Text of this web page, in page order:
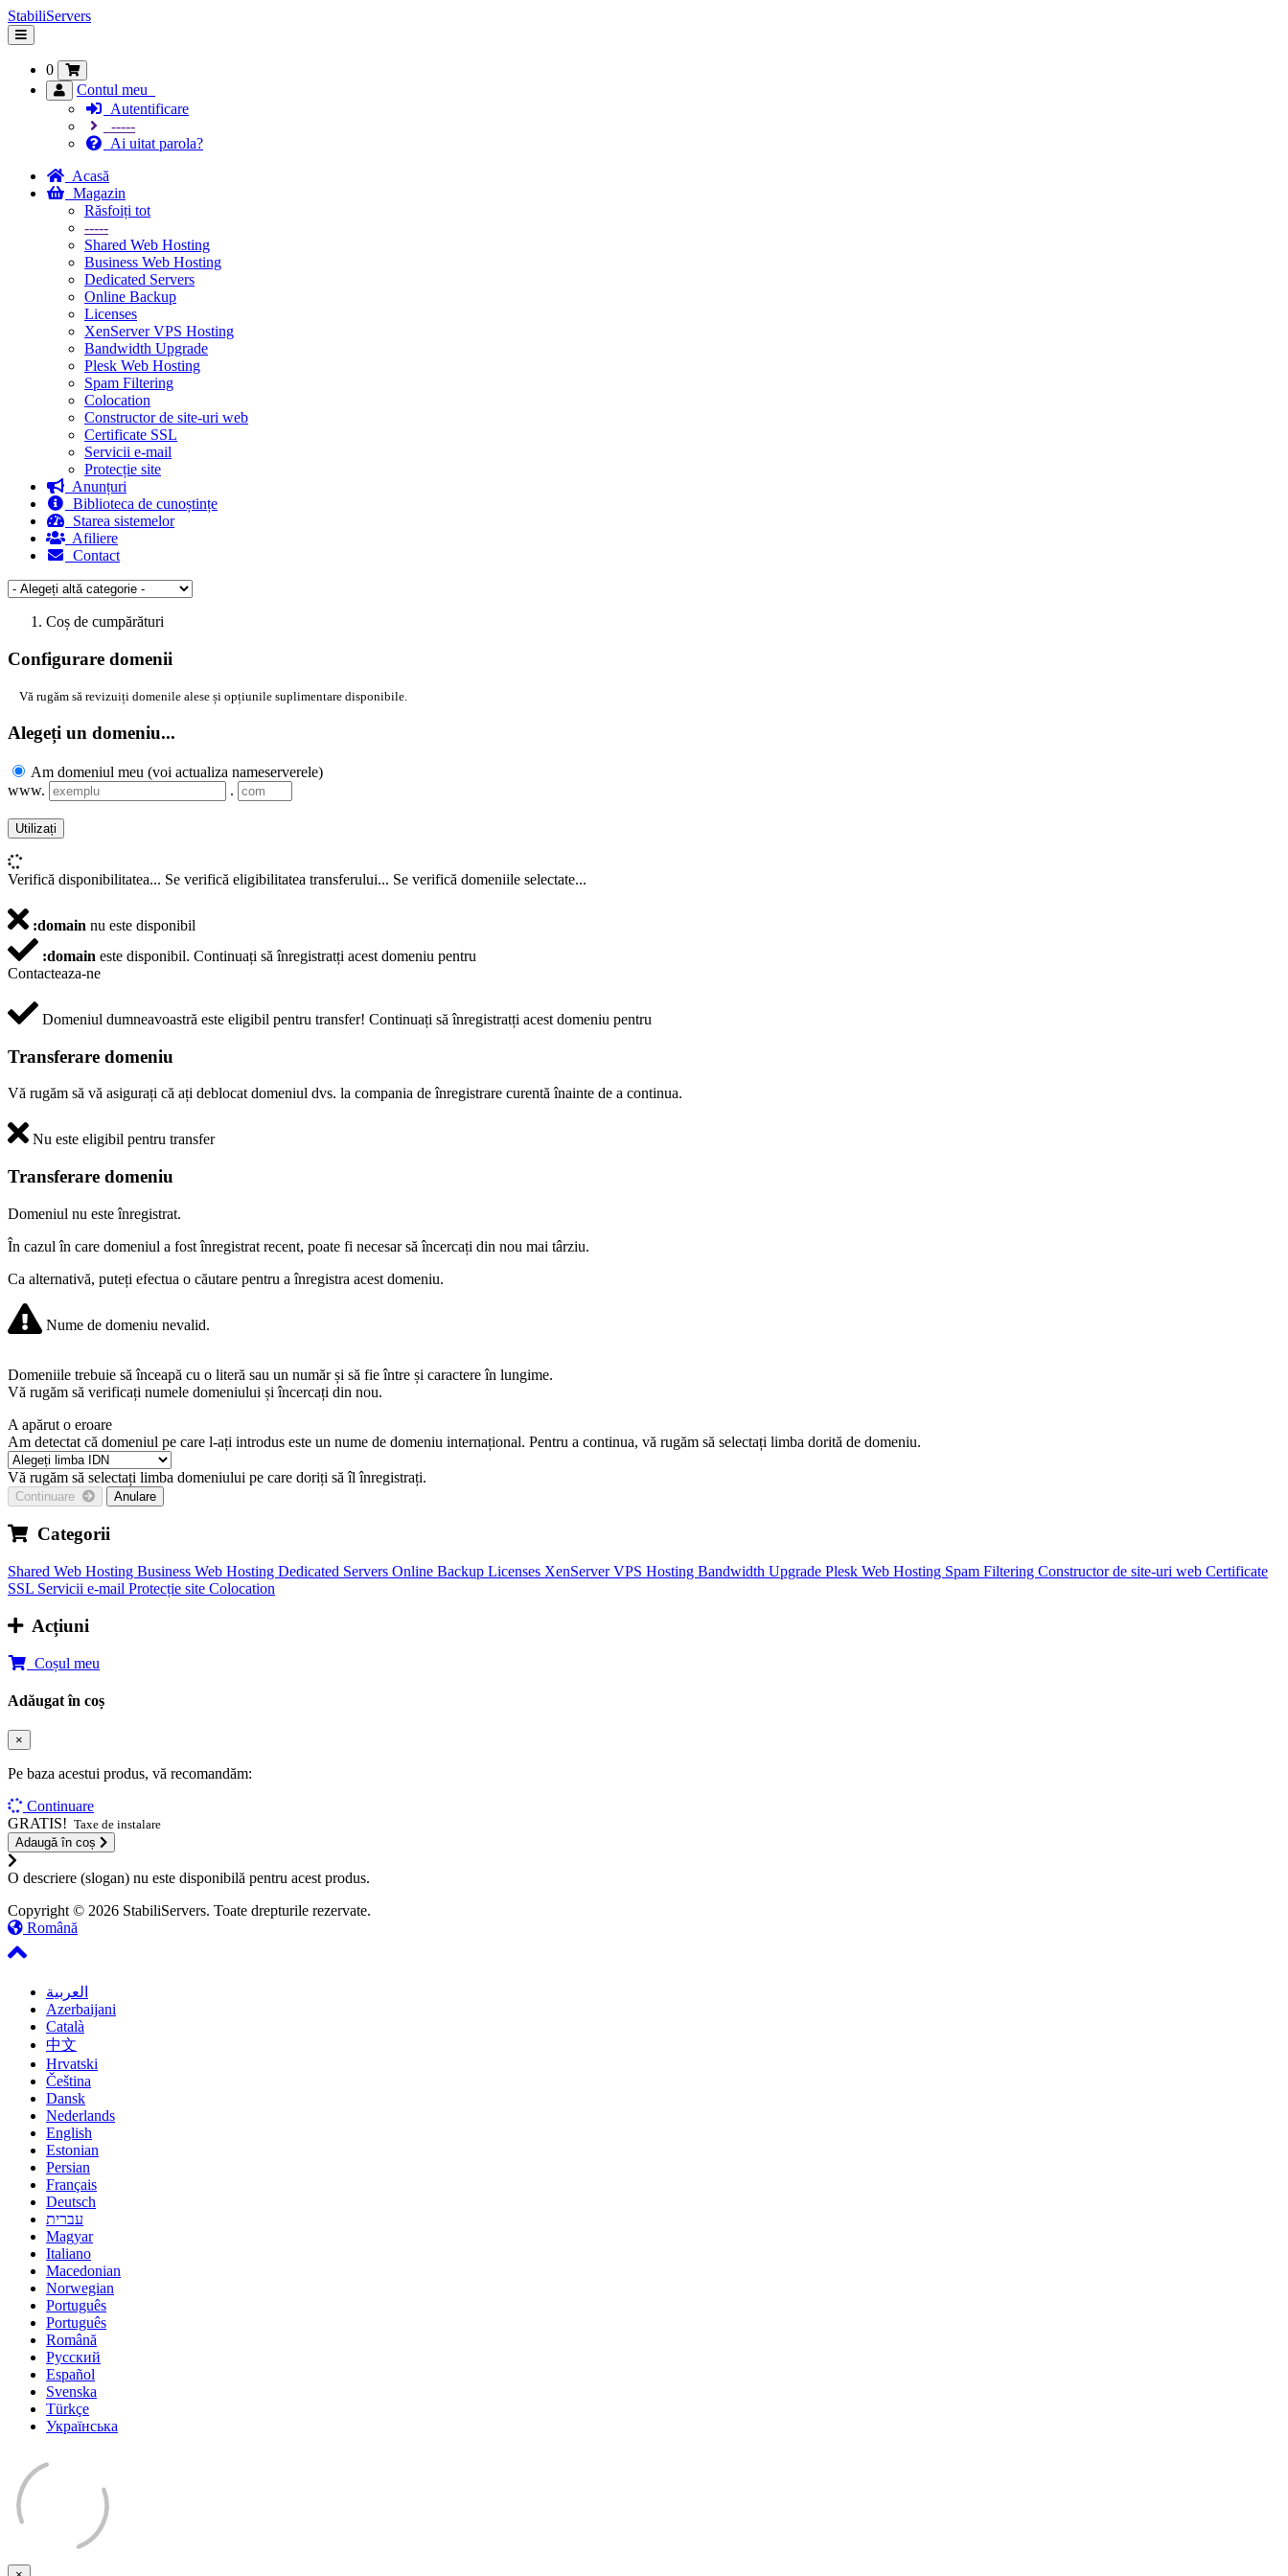
StabiliServers
Navigare
Toggle
0
Contul meu
Autentificare
-----
Ai uitat parola?
Acasă
Magazin
Răsfoiți tot
-----
Shared Web Hosting
Business Web Hosting
Dedicated Servers
Online Backup
Licenses
XenServer VPS Hosting
Bandwidth Upgrade
Plesk Web Hosting
Spam Filtering
Colocation
Constructor de site-uri web
Certificate SSL
Servicii e-mail
Protecție site
Anunțuri
Biblioteca de cunoștințe
Starea sistemelor
Afiliere
Contact
Coș de cumpărături
Configurare domenii
Vă rugăm să revizuiți domenile alese și opțiunile suplimentare disponibile.
Alegeți un domeniu...
Am domeniul meu (voi actualiza nameserverele)
www.
.
Utilizați
Verifică disponibilitatea... Se verifică eligibilitatea transferului... Se verifică domeniile selectate...
:domain nu este disponibil
:domain este disponibil. Continuați să înregistratți acest domeniu pentru
Contacteaza-ne
Domeniul dumneavoastră este eligibil pentru transfer! Continuați să înregistratți acest domeniu pentru
Transferare domeniu
Vă rugăm să vă asigurați că ați deblocat domeniul dvs. la compania de înregistrare curentă înainte de a continua.
Nu este eligibil pentru transfer
Transferare domeniu
Domeniul nu este înregistrat.
În cazul în care domeniul a fost înregistrat recent, poate fi necesar să încercați din nou mai târziu.
Ca alternativă, puteți efectua o căutare pentru a înregistra acest domeniu.
Nume de domeniu nevalid.
Domeniile trebuie să înceapă cu o literă sau un numărși să fie între și caractere în lungime.
Vă rugăm să verificați numele domeniului și încercați din nou.
A apărut o eroare
Am detectat că domeniul pe care l-ați introdus este un nume de domeniu internațional. Pentru a continua, vă rugăm să selectați limba dorită de domeniu.
Vă rugăm să selectați limba domeniului pe care doriți să îl înregistrați.
Anulare
Categorii
Shared Web Hosting Business Web Hosting Dedicated Servers Online Backup Licenses XenServer VPS Hosting Bandwidth Upgrade Plesk Web Hosting Spam Filtering Constructor de site-uri web Certificate
SSL Servicii e-mail Protecție site Colocation
Acțiuni
Coșul meu
Adăugat în coș
×
Pe baza acestui produs, vă recomandăm:
Continuare
GRATIS! Taxe de instalare
Adaugă în coș
O descriere (slogan) nu este disponibilă pentru acest produs.
Copyright © 2026 StabiliServers. Toate drepturile rezervate.
Română
العربية
Azerbaijani
Català
中文
Hrvatski
Čeština
Dansk
Nederlands
English
Estonian
Persian
Français
Deutsch
עברית
Magyar
Italiano
Macedonian
Norwegian
Português
Português
Română
Русский
Español
Svenska
Türkçe
Українська